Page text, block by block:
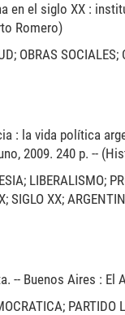
en el siglo XX :
Romero)
OBRAS SOCIALES;
: la vida política
2009. 240 p. --
LIBERALISMO;
SIGLO XX;
-- Buenos Aires : El
PARTIDO